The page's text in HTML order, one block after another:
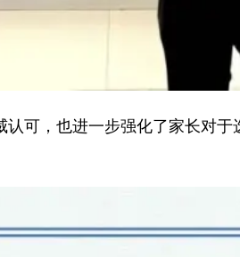
可，也进一步强化了家长对